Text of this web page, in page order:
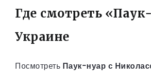
Где смотреть
Украине
Посмотреть Паук-нуар с